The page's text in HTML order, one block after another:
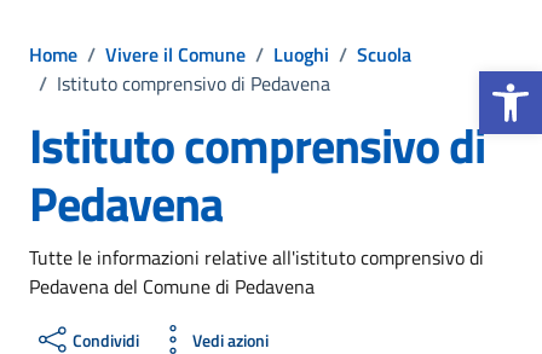
Home / Vivere il Comune / Luoghi / Scuola
/ Istituto comprensivo di Pedavena
Istituto comprensivo di
Pedavena
Tutte le informazioni relative all'istituto comprensivo di
Pedavena del Comune di Pedavena
Condividi Vedi azioni
Apri la